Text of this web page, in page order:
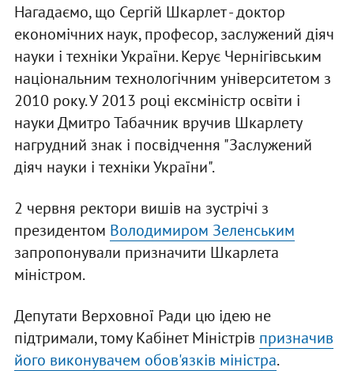
Нагадаємо, що Сергій Шкарлет - доктор
економічних наук, професор, заслужений діяч
науки і техніки України. Керує Чернігівським
національним технологічним університетом з
2010 року. У 2013 році ексміністр освіти і
науки Дмитро Табачник вручив Шкарлету
нагрудний знак і посвідчення "Заслужений
діяч науки і техніки України".
2 червня ректори вишів на зустрічі з
президентом Володимиром Зеленським
запропонували призначити Шкарлета
міністром.
Депутати Верховної Ради цю ідею не
підтримали, тому Кабінет Міністрів призначив
його виконувачем обов'язків міністра.